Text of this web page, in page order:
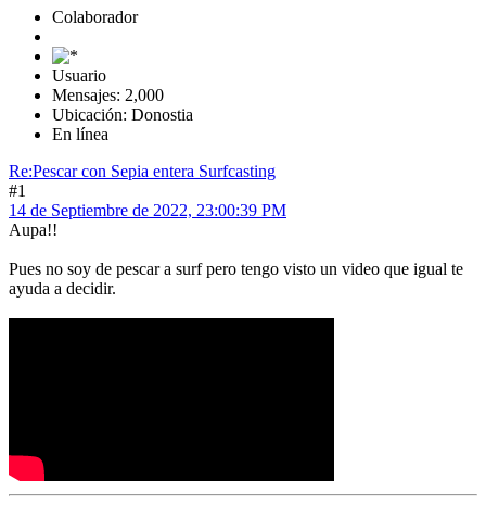
Colaborador
Usuario
Mensajes: 2,000
Ubicación: Donostia
En línea
Re:Pescar con Sepia entera Surfcasting
#1
14 de Septiembre de 2022, 23:00:39 PM
Aupa!!
Pues no soy de pescar a surf pero tengo visto un video que igual te
ayuda a decidir.